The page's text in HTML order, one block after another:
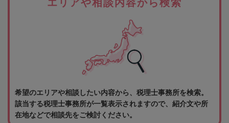
エリアや相談内容から検索
希望のエリアや相談したい内容から、税理士事務所を検索。
該当する税理士事務所が一覧表示されますので、紹介文や所
在地などで相談先をご検討ください。